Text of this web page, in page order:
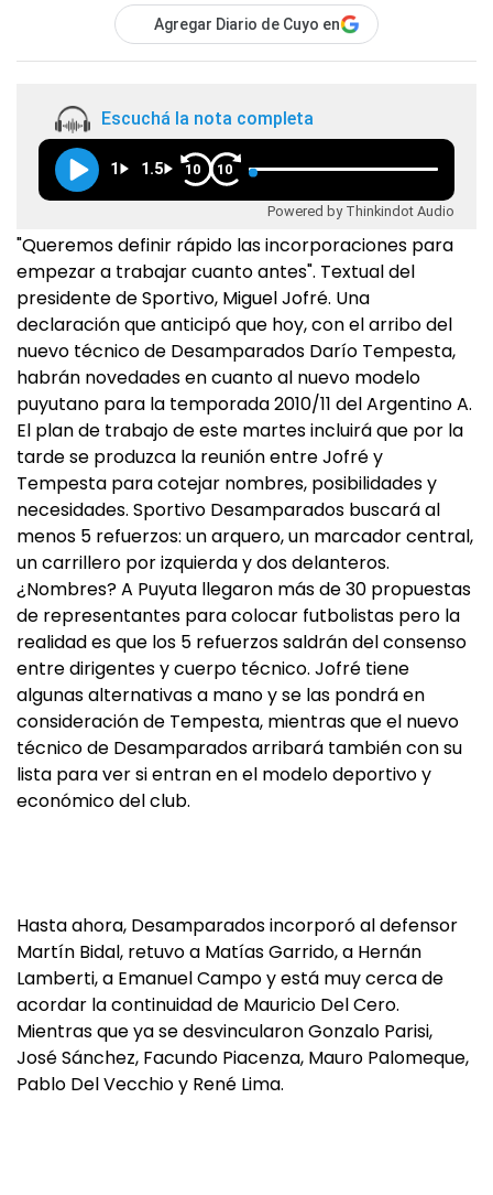
Agregar Diario de Cuyo en
Escuchá la nota completa
1 1.5 10 10
Powered by Thinkindot Audio
"Queremos definir rápido las incorporaciones para
empezar a trabajar cuanto antes". Textual del
presidente de Sportivo, Miguel Jofré. Una
declaración que anticipó que hoy, con el arribo del
nuevo técnico de Desamparados Darío Tempesta,
habrán novedades en cuanto al nuevo modelo
puyutano para la temporada 2010/11 del Argentino A.
El plan de trabajo de este martes incluirá que por la
tarde se produzca la reunión entre Jofré y
Tempesta para cotejar nombres, posibilidades y
necesidades. Sportivo Desamparados buscará al
menos 5 refuerzos: un arquero, un marcador central,
un carrillero por izquierda y dos delanteros.
¿Nombres? A Puyuta llegaron más de 30 propuestas
de representantes para colocar futbolistas pero la
realidad es que los 5 refuerzos saldrán del consenso
entre dirigentes y cuerpo técnico. Jofré tiene
algunas alternativas a mano y se las pondrá en
consideración de Tempesta, mientras que el nuevo
técnico de Desamparados arribará también con su
lista para ver si entran en el modelo deportivo y
económico del club.
Hasta ahora, Desamparados incorporó al defensor
Martín Bidal, retuvo a Matías Garrido, a Hernán
Lamberti, a Emanuel Campo y está muy cerca de
acordar la continuidad de Mauricio Del Cero.
Mientras que ya se desvincularon Gonzalo Parisi,
José Sánchez, Facundo Piacenza, Mauro Palomeque,
Pablo Del Vecchio y René Lima.